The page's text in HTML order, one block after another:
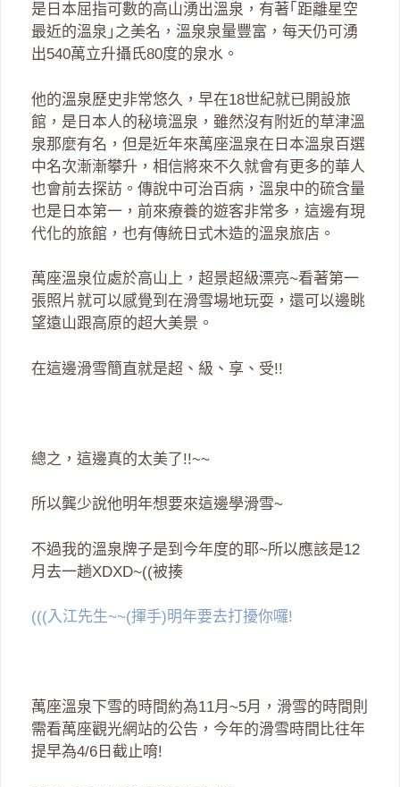
是日本屈指可數的高山湧出溫泉，有著｢距離星空
最近的溫泉｣之美名，溫泉泉量豐富，每天仍可湧
出540萬立升攝氏80度的泉水。
他的溫泉歷史非常悠久，早在18世紀就已開設旅
館，是日本人的秘境溫泉，雖然沒有附近的草津溫
泉那麼有名，但是近年來萬座溫泉在日本溫泉百選
中名次漸漸攀升，相信將來不久就會有更多的華人
也會前去探訪。傳說中可治百病，溫泉中的硫含量
也是日本第一，前來療養的遊客非常多，這邊有現
代化的旅館，也有傳統日式木造的溫泉旅店。
萬座溫泉位處於高山上，超景超級漂亮~看著第一
張照片就可以感覺到在滑雪場地玩耍，還可以邊眺
望遠山跟高原的超大美景。
在這邊滑雪簡直就是超、級、享、受!!
總之，這邊真的太美了!!~~
所以龔少說他明年想要來這邊學滑雪~
不過我的溫泉牌子是到今年度的耶~所以應該是12
月去一趟XDXD~((被揍
(((入江先生~~(揮手)明年要去打擾你囉!
萬座溫泉下雪的時間約為11月~5月，滑雪的時間則
需看萬座觀光網站的公告，今年的滑雪時間比往年
提早為4/6日截止唷!